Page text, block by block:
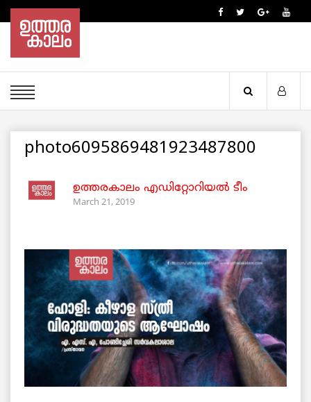
photo6095869481923487800
ഉത്തരകാലം എഡിറ്റോറിയല്‍ ടീം
March 21, 2019